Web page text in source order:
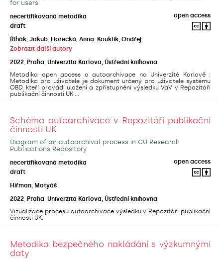
for users
necertifikovaná metodika
open access
draft
Řihák, Jakub; Horecká, Anna; Kouklík, Ondřej;
Zobrazit další autory
2022 Praha Univerzita Karlova, Ústřední knihovna
Metodika open access a autoarchivace na Univerzitě Karlově :
Metodika pro uživatele je dokument určený pro uživatele systému
OBD, kteří provádí uložení a zpřístupnění výsledku VaV v Repozitáři
publikační činnosti UK ...
Schéma autoarchivace v Repozitáři publikační
činnosti UK
Diagram of an autoarchival process in CU Research
Publications Repository
necertifikovaná metodika
open access
draft
Hiřman, Matyáš
2022 Praha Univerzita Karlova, Ústřední knihovna
Vizualizace procesu autoarchivace výsledku v Repozitáři publikační
činnosti UK.
Metodika bezpečného nakládání s výzkumnými
daty